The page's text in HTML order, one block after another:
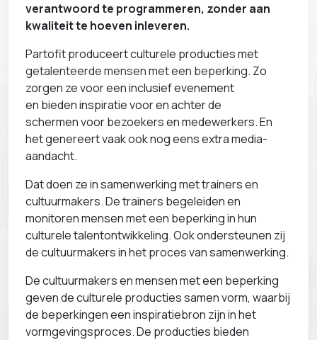
verantwoord te programmeren, zonder aan
kwaliteit te hoeven inleveren.
Partofit produceert culturele producties met
getalenteerde mensen met een beperking. Zo
zorgen ze voor een inclusief evenement
en bieden inspiratie voor en achter de
schermen voor bezoekers en medewerkers. En
het genereert vaak ook nog eens extra media-
aandacht.
Dat doen ze in samenwerking met trainers en
cultuurmakers. De trainers begeleiden en
monitoren mensen met een beperking in hun
culturele talentontwikkeling. Ook ondersteunen zij
de cultuurmakers in het proces van samenwerking.
De cultuurmakers en mensen met een beperking
geven de culturele producties samen vorm, waarbij
de beperkingen een inspiratiebron zijn in het
vormgevingsproces. De producties bieden